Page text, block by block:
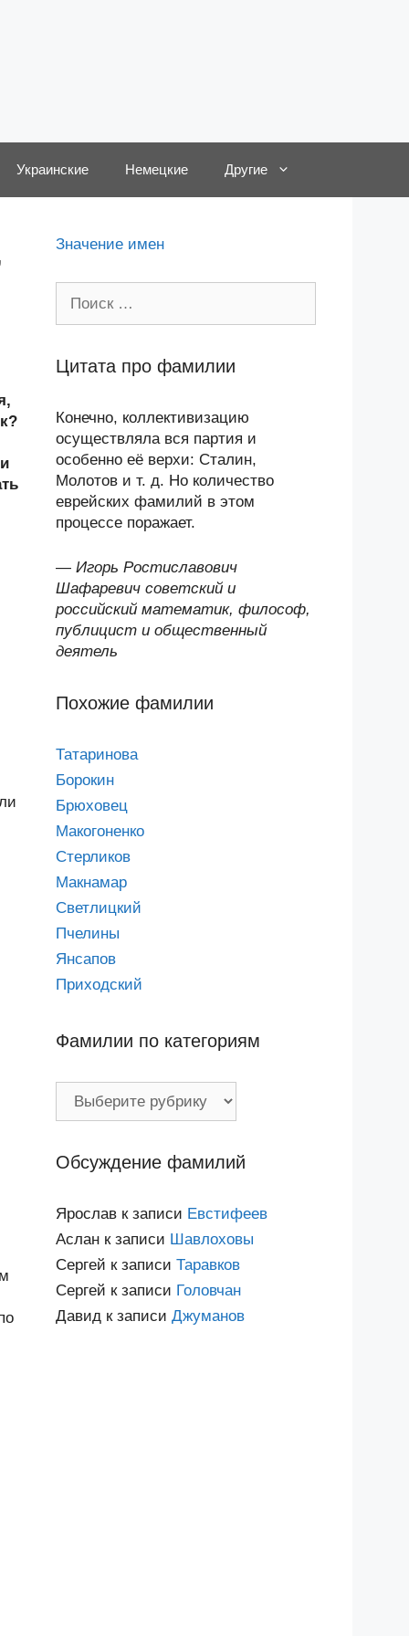
Украинские Немецкие Другие
Значение имен
Цитата про фамилии
Конечно, коллективизацию
осуществляла вся партия и
особенно её верхи: Сталин,
Молотов и т. д. Но количество
еврейских фамилий в этом
процессе поражает.
— Игорь Ростиславович
Шафаревич советский и
российский математик, философ,
публицист и общественный
деятель
Похожие фамилии
Татаринова
Борокин
Брюховец
Макогоненко
Стерликов
Макнамар
Светлицкий
Пчелины
Янсапов
Приходский
Фамилии по категориям
Обсуждение фамилий
Ярослав к записи Евстифеев
Аслан к записи Шавлоховы
Сергей к записи Таравков
Сергей к записи Головчан
Давид к записи Джуманов